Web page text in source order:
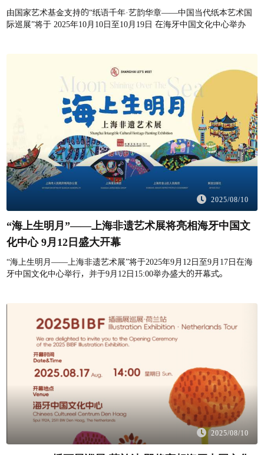
由国家艺术基金支持的“纸语千年·艺韵华章——中国当代纸本艺术国
际巡展”将于 2025年10月10日至10月19日 在海牙中国文化中心举办
2025/08/10
“海上生明月”——上海非遗艺术展将亮相海牙中国文
化中心 9月12日盛大开幕
“海上生明月——上海非遗艺术展”将于2025年9月12日至9月17日在海
牙中国文化中心举行，并于9月12日15:00举办盛大的开幕式。
2025/08/10